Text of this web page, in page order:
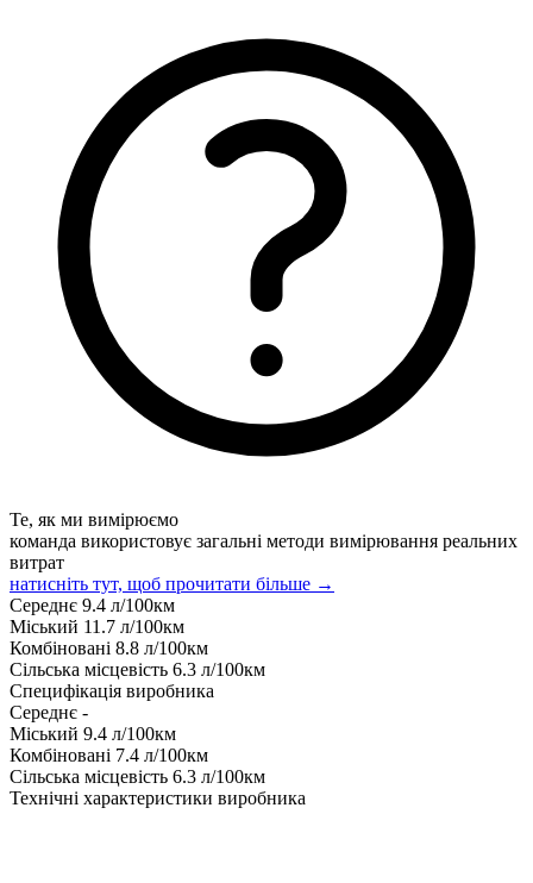
Те, як ми вимірюємо
команда використовує загальні методи вимірювання реальних
витрат
натисніть тут, щоб прочитати більше →
Середнє 9.4 л/100км
Міський 11.7 л/100км
Комбіновані 8.8 л/100км
Сільська місцевість 6.3 л/100км
Специфікація виробника
Середнє -
Міський 9.4 л/100км
Комбіновані 7.4 л/100км
Сільська місцевість 6.3 л/100км
Технічні характеристики виробника